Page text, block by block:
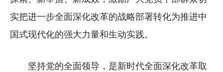
实把进一步全面深化改革的战略部署转化为推进中
国式现代化的强大力量和生动实践。
坚持党的全面领导，是新时代全面深化改革取